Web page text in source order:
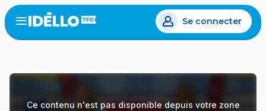
Aller
au
contenu
Open
menu
Se connecter
Ce contenu n'est pas disponible depuis votre zone